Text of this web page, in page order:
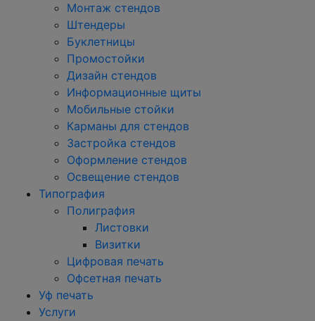
Монтаж стендов
Штендеры
Буклетницы
Промостойки
Дизайн стендов
Информационные щиты
Мобильные стойки
Карманы для стендов
Застройка стендов
Оформление стендов
Освещение стендов
Типография
Полиграфия
Листовки
Визитки
Цифровая печать
Офсетная печать
Уф печать
Услуги